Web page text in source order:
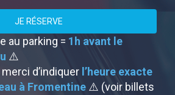
au parking = 1h avant le
⚠️
d’indiquer l’heure exacte
à Fromentine ⚠️ (voir billets